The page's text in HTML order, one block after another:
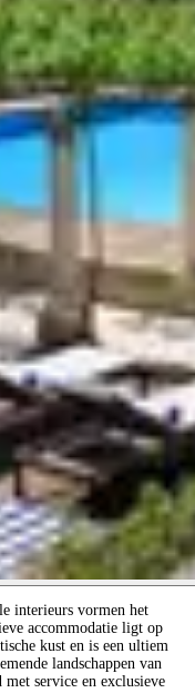
interieurs vormen het
accommodatie ligt op
kust en is een ultiem
landschappen van
service en exclusieve